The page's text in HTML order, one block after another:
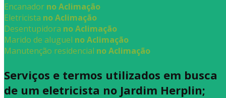
Encanador no Aclimação
Eletricista no Aclimação
Desentupidora no Aclimação
Marido de aluguel no Aclimação
Manutenção residencial no Aclimação
Serviços e termos utilizados em busca
de um eletricista no Jardim Herplin;